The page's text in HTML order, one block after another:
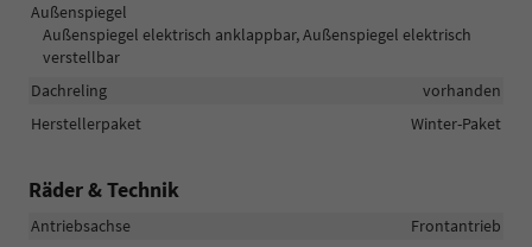
Außenspiegel
Außenspiegel elektrisch anklappbar, Außenspiegel elektrisch
verstellbar
Dachreling
vorhanden
Herstellerpaket
Winter-Paket
Räder & Technik
Antriebsachse
Frontantrieb